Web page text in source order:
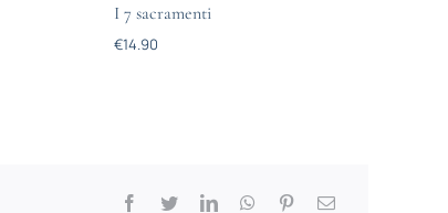
I 7 sacramenti
€14.90